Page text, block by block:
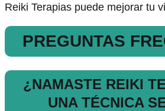
Reiki Terapias puede mejorar tu
PREGUNTAS
¿NAMASTE REIKI
UNA TÉCNICA